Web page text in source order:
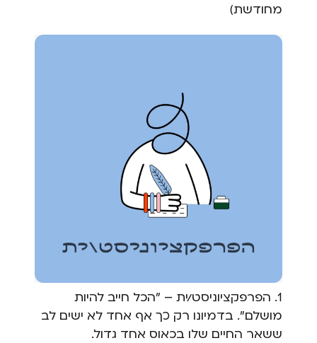
מחודשת)
1. הפרפקציוניסט/ית – "הכל חייב להיות
מושלם". בדמיונו רק כך אף אחד לא ישים לב
ששאר החיים שלו בכאוס אחד גדול.